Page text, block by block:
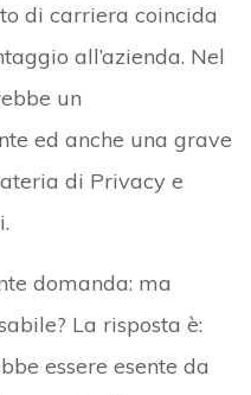
di carriera coincida
all’azienda. Nel
un
ed anche una grave
di Privacy e
domanda: ma
La risposta è:
essere esente da